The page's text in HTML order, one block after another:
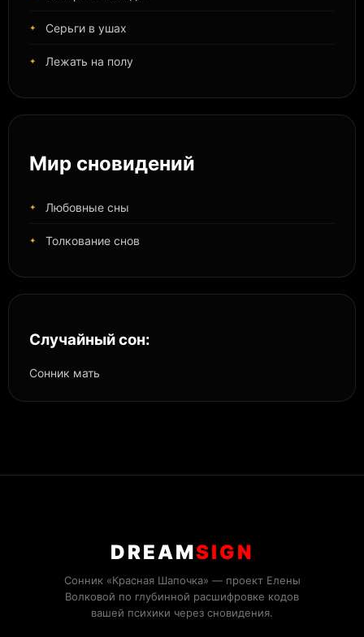
Серьги в ушах
Лежать на полу
Мир сновидений
Любовные сны
Толкование снов
Случайный сон:
Сонник мать
DREAMSIGN
Сонник «Красная Шапочка» — проект Елены
Волковой по глубинной расшифровке кодов
вашей психики через сновидения.